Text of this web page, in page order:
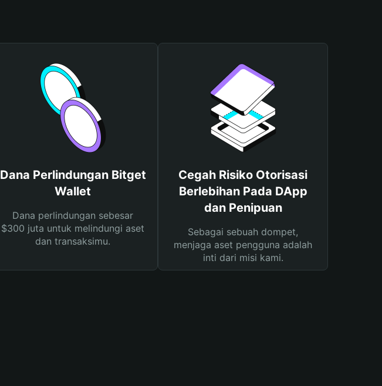
Dana Perlindungan Bitget
Wallet
Dana perlindungan sebesar
$300 juta untuk melindungi aset
dan transaksimu.
Cegah Risiko Otorisasi
Berlebihan Pada DApp
dan Penipuan
Sebagai sebuah dompet,
menjaga aset pengguna adalah
inti dari misi kami.